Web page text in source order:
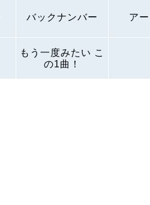
バックナンバー ア
もう一度みたい こ
の1曲！